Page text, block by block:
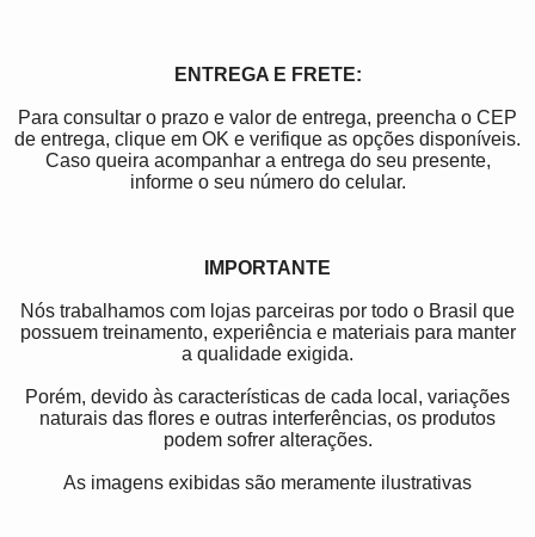
ENTREGA E FRETE:
Para consultar o prazo e valor de entrega, preencha o CEP
de entrega, clique em OK e verifique as opções disponíveis.
Caso queira acompanhar a entrega do seu presente,
informe o seu número do celular.
IMPORTANTE
Nós trabalhamos com lojas parceiras por todo o Brasil que
possuem treinamento, experiência e materiais para manter
a qualidade exigida.
Porém, devido às características de cada local, variações
naturais das flores e outras interferências, os produtos
podem sofrer alterações.
As imagens exibidas são meramente ilustrativas